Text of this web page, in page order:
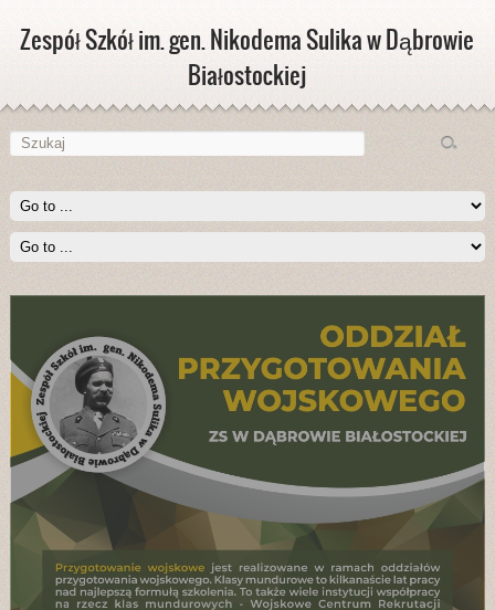
Zespół Szkół im. gen. Nikodema Sulika w Dąbrowie
Białostockiej